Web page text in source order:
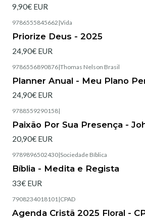
9,90€ EUR
9786555845662 |Vida
Priorize Deus - 2025
24,90€ EUR
9786556890876|Thomas Nelson Brasil
Planner Anual - Meu Plano
24,90€ EUR
9788559290158|
Paixão Por Sua Presença -
20,90€ EUR
9789896502430|Sociedade Bíblica
Bíblia - Medita e Regista
33€ EUR
7908234018101 |CPAD
Agenda Cristã 2025 Floral -